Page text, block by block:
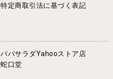
特定商取引法に基づく表記
パパサラダYahooストア店
蛇口堂